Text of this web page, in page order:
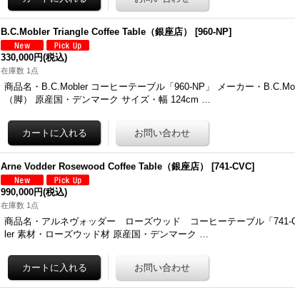
B.C.Mobler Triangle Coffee Table（銀座店） [960-NP]
330,000円(税込)
在庫数 1点
商品名・B.C.Mobler コーヒーテーブル「960-NP」 メーカー・
（脚） 原産国・デンマーク サイズ・幅 124cm …
Arne Vodder Rosewood Coffee Table（銀座店） [741-CVC]
990,000円(税込)
在庫数 1点
商品名・アルネヴォッダー ローズウッド コーヒーテーブル「741-
ler 素材・ローズウッド材 原産国・デンマーク …